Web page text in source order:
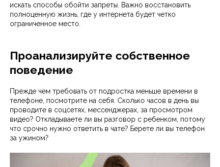
искать способы обойти запреты. Важно восстановить
полноценную жизнь, где у интернета будет четко
ограниченное место.
Проанализируйте собственное
поведение
Прежде чем требовать от подростка меньше времени в
телефоне, посмотрите на себя. Сколько часов в день вы
проводите в соцсетях, мессенджерах, за просмотром
видео? Откладываете ли вы разговор с ребенком, потому
что срочно нужно ответить в чате? Берете ли вы телефон
за ужином?